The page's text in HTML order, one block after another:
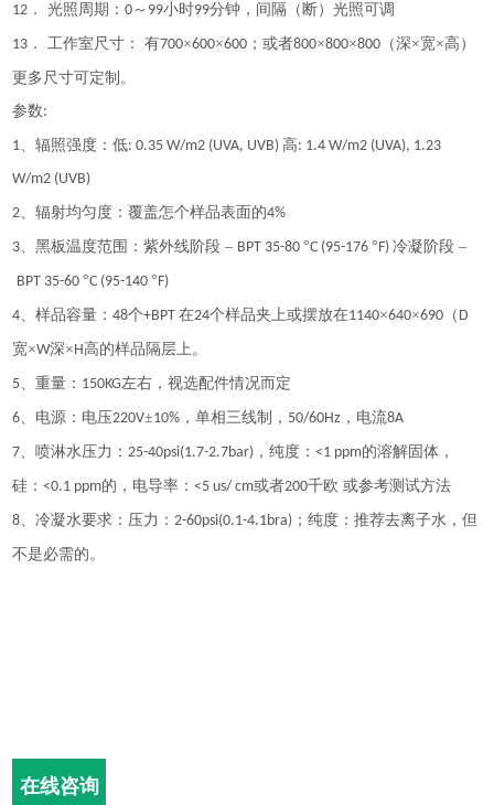
12 ． 光照周期：0 ～ 99小时99分钟，间隔（断）光照可调
13 ． 工作室尺寸： 有700×600×600 ；或者800×800×800 （深×宽×高）
更多尺寸可定制。
参数:
1、辐照强度：低: 0.35 W/m2 (UVA, UVB) 高: 1.4 W/m2 (UVA), 1.23
W/m2 (UVB)
2、辐射均匀度：覆盖怎个样品表面的4%
3、黑板温度范围：紫外线阶段 – BPT 35-80°C (95-176°F)冷凝阶段 –
BPT 35-60°C (95-140°F)
4、样品容量：48个+BPT在24个样品夹上或摆放在1140×640×690 （ D
宽×W深×H高的样品隔层上。
5、重量： 150KG左右，视选配件情况而定
6、电源：电压220V±10% ，单相三线制， 50/60Hz ，电流8A
7、喷淋水压力：25-40psi(1.7-2.7bar) ，纯度：<1 ppm的溶解固体，
硅：<0.1 ppm的，电导率：<5 us/ cm或者200千欧 或参考测试方法
8、冷凝水要求 ： 压力：2-60psi(0.1-4.1bra) ；纯度：推荐去离子水，但
不是必需的。
在线咨询